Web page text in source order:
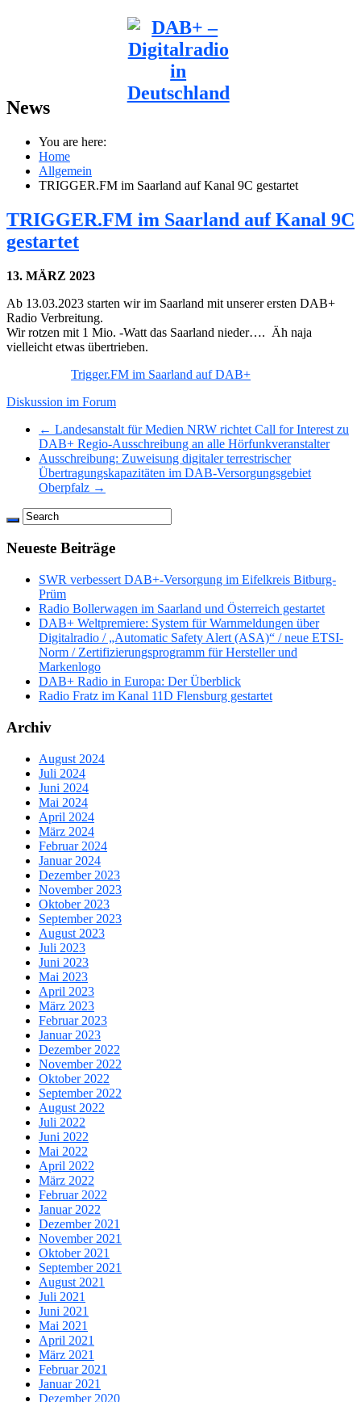
News
You are here:
Home
Allgemein
TRIGGER.FM im Saarland auf Kanal 9C gestartet
TRIGGER.FM im Saarland auf Kanal 9C
gestartet
13. MÄRZ 2023
Ab 13.03.2023 starten wir im Saarland mit unserer ersten DAB+
Radio Verbreitung.
Wir rotzen mit 1 Mio. -Watt das Saarland nieder…. Äh naja
vielleicht etwas übertrieben.
Trigger.FM im Saarland auf DAB+
Diskussion im Forum
← Landesanstalt für Medien NRW richtet Call for Interest zu
DAB+ Regio-Ausschreibung an alle Hörfunkveranstalter
Ausschreibung: Zuweisung digitaler terrestrischer
Übertragungskapazitäten im DAB-Versorgungsgebiet
Oberpfalz →
Neueste Beiträge
SWR verbessert DAB+-Versorgung im Eifelkreis Bitburg-
Prüm
Radio Bollerwagen im Saarland und Österreich gestartet
DAB+ Weltpremiere: System für Warnmeldungen über
Digitalradio / „Automatic Safety Alert (ASA)“ / neue ETSI-
Norm / Zertifizierungsprogramm für Hersteller und
Markenlogo
DAB+ Radio in Europa: Der Überblick
Radio Fratz im Kanal 11D Flensburg gestartet
Archiv
August 2024
Juli 2024
Juni 2024
Mai 2024
April 2024
März 2024
Februar 2024
Januar 2024
Dezember 2023
November 2023
Oktober 2023
September 2023
August 2023
Juli 2023
Juni 2023
Mai 2023
April 2023
März 2023
Februar 2023
Januar 2023
Dezember 2022
November 2022
Oktober 2022
September 2022
August 2022
Juli 2022
Juni 2022
Mai 2022
April 2022
März 2022
Februar 2022
Januar 2022
Dezember 2021
November 2021
Oktober 2021
September 2021
August 2021
Juli 2021
Juni 2021
Mai 2021
April 2021
März 2021
Februar 2021
Januar 2021
Dezember 2020